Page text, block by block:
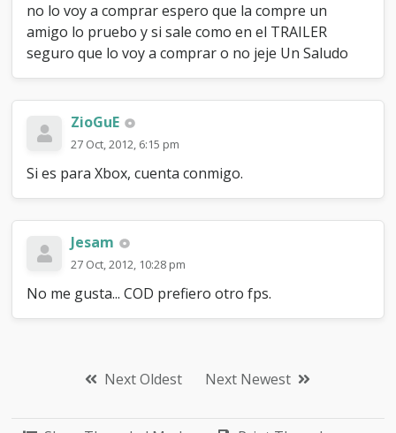
no lo voy a comprar espero que la compre un
amigo lo pruebo y si sale como en el TRAILER
seguro que lo voy a comprar o no jeje Un Saludo
ZioGuE
27 Oct, 2012, 6:15 pm
Si es para Xbox, cuenta conmigo.
Jesam
27 Oct, 2012, 10:28 pm
No me gusta... COD prefiero otro fps.
Next Oldest Next Newest